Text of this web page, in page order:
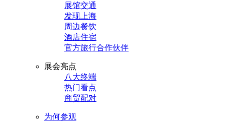
展馆交通
发现上海
周边餐饮
酒店住宿
官方旅行合作伙伴
展会亮点
八大终端
热门看点
商贸配对
为何参观